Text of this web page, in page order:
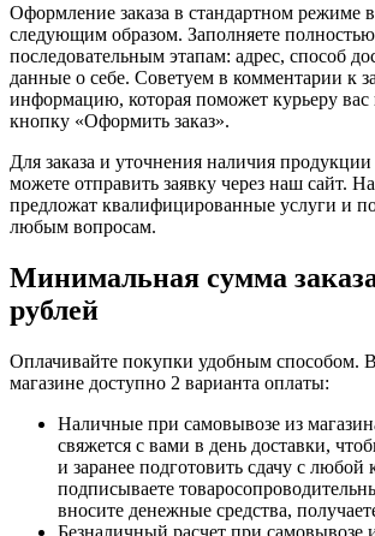
Оформление заказа в стандартном режиме
следующим образом. Заполняете
последовательным этапам: адрес, способ
данные о себе. Советуем в комментарии к
информацию, которая поможет курьеру
кнопку «Оформить заказ».
Для заказа и уточнения наличия
можете отправить заявку через наш сайт.
предложат квалифицированные услуги и
любым вопросам.
Минимальная сумма
рублей
Оплачивайте покупки удобным способом.
магазине доступно 2 варианта оплаты:
Наличные при самовывозе из
свяжется с вами в день доставки,
и заранее подготовить сдачу с
подписываете
вносите денежные средства,
Безналичный расчет при самовывозе